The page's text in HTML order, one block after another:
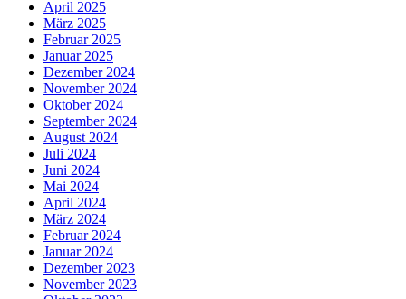
April 2025
März 2025
Februar 2025
Januar 2025
Dezember 2024
November 2024
Oktober 2024
September 2024
August 2024
Juli 2024
Juni 2024
Mai 2024
April 2024
März 2024
Februar 2024
Januar 2024
Dezember 2023
November 2023